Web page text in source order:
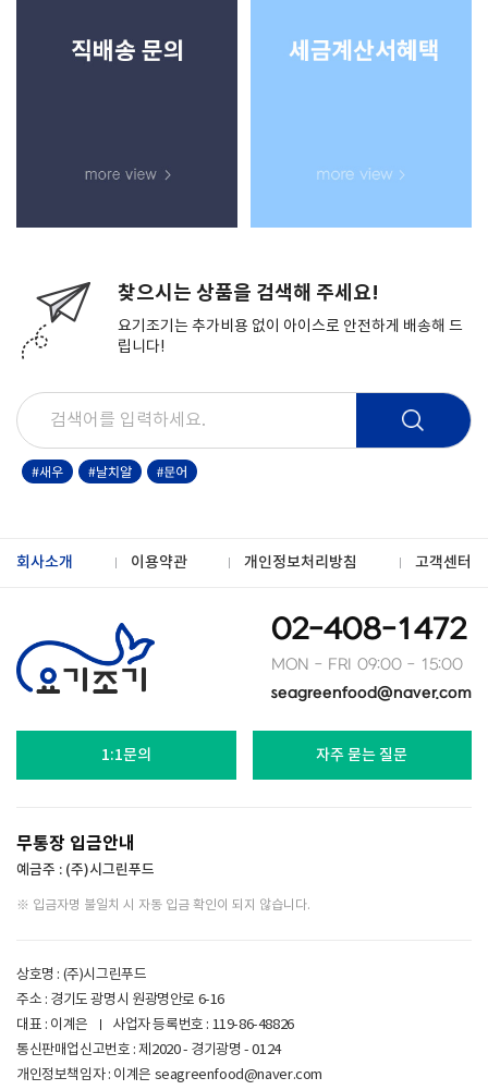
찾으시는 상품을 검색해 주세요!
요기조기는 추가비용 없이 아이스로 안전하게 배송해 드
립니다!
회사소개 이용약관 개인정보처리방침 고객센터
02-408-1472
MON - FRI 09:00 - 15:00
seagreenfood@naver.com
1:1문의 자주 묻는 질문
무통장 입금안내
예금주 : (주)시그린푸드
※ 입금자명 불일치 시 자동 입금 확인이 되지 않습니다.
상호명 : (주)시그린푸드
주소 : 경기도 광명시 원광명안로 6-16
대표 : 이계은
사업자 등록번호 : 119-86-48826
통신판매업신고번호 : 제2020 - 경기광명 - 0124
개인정보책임자 : 이계은 seagreenfood@naver.com